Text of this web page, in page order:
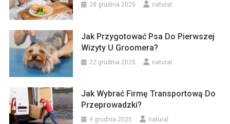
28 grudnia 2025 natural
Jak Przygotować Psa Do Pierwszej
Wizyty U Groomera?
22 grudnia 2025 natural
Jak Wybrać Firmę Transportową Do
Przeprowadzki?
9 grudnia 2025 natural